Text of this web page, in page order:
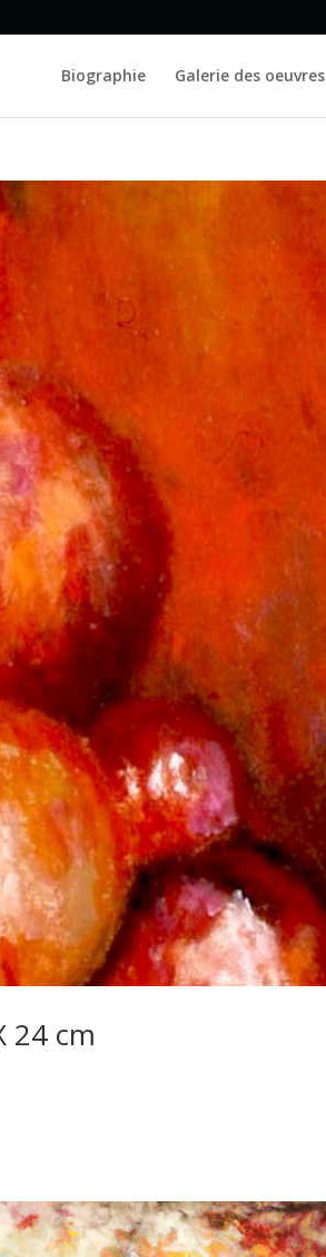
Biographie Galerie des oeuvres
24 cm